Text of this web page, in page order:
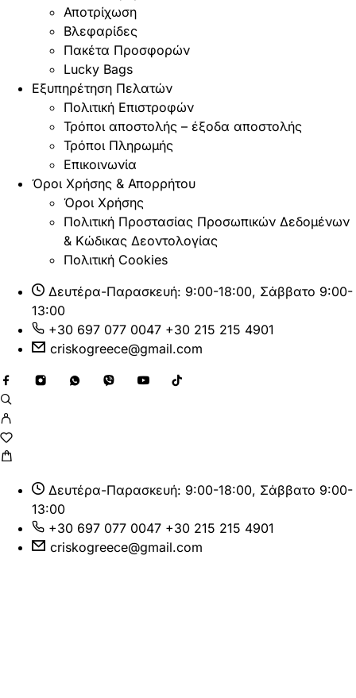
Αποτρίχωση
Βλεφαρίδες
Πακέτα Προσφορών
Lucky Bags
Εξυπηρέτηση Πελατών
Πολιτική Επιστροφών
Τρόποι αποστολής – έξοδα αποστολής
Τρόποι Πληρωμής
Επικοινωνία
Όροι Χρήσης & Απορρήτου
Όροι Χρήσης
Πολιτική Προστασίας Προσωπικών Δεδομένων
& Κώδικας Δεοντολογίας
Πολιτική Cookies
Δευτέρα-Παρασκευή: 9:00-18:00, Σάββατο 9:00-
13:00
+30 697 077 0047 +30 215 215 4901
criskogreece@gmail.com
Δευτέρα-Παρασκευή: 9:00-18:00, Σάββατο 9:00-
13:00
+30 697 077 0047 +30 215 215 4901
criskogreece@gmail.com